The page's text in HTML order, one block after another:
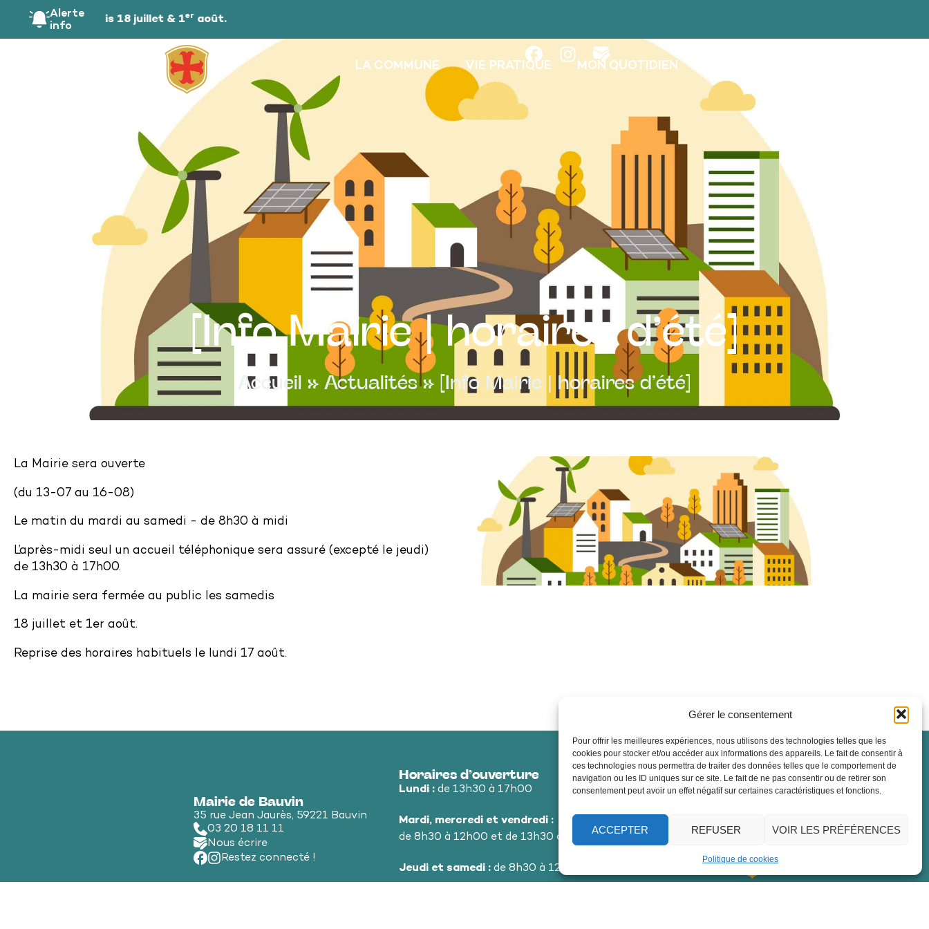
Gérer le consentement
Pour offrir les meilleures expériences, nous utilisons des technologies telles que les
cookies pour stocker et/ou accéder aux informations des appareils. Le fait de consentir à
ces technologies nous permettra de traiter des données telles que le comportement de
navigation ou les ID uniques sur ce site. Le fait de ne pas consentir ou de retirer son
consentement peut avoir un effet négatif sur certaines caractéristiques et fonctions.
ACCEPTER REFUSER VOIR LES PRÉFÉRENCES
Politique de cookies
principal
Alerte
info
les samedis 18 juillet & 1 eraoût.
LA COMMUNE VIE PRATIQUE MON QUOTIDIEN
[Info Mairie | horaires d’été]
Accueil » Actualités» [Info Mairie | horaires d’été]
La Mairie sera ouverte
(du 13-07 au 16-08)
Le matin du mardi au samedi - de 8h30 à midi
L’après-midi seul un accueil téléphonique sera assuré (excepté le jeudi)
de 13h30 à 17h00.
La mairie sera fermée au public les samedis
18 juillet et 1er août.
Reprise des horaires habituels le lundi 17 août.
Mairie de Bauvin
35 rue Jean Jaurès, 59221 Bauvin
03 20 18 11 11
Nous écrire
Restez connecté !
Horaires d’ouverture
Lundi :de 13h30 à 17h00
Mardi, mercredi et vendredi :
de 8h30 à 12h00 et de 13h30 à 17h00
Jeudi et samedi :de 8h30 à 12h00